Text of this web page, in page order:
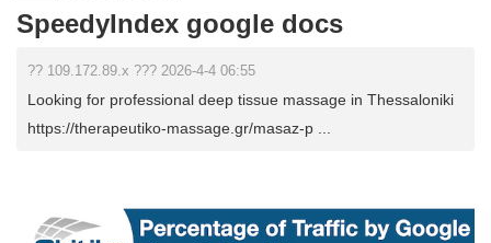
SpeedyIndex google docs
?? 109.172.89.x ??? 2026-4-4 06:55
Looking for professional deep tissue massage in Thessaloniki
https://therapeutiko-massage.gr/masaz-p ...